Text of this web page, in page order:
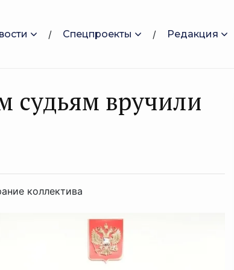
Спецпроекты Редакция
судьям вручили
коллектива